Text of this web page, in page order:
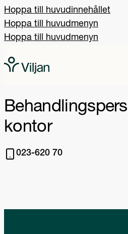
Hoppa till huvudinnehållet
Hoppa till huvudmenyn
Hoppa till huvudmenyn
kontor
023-620 70